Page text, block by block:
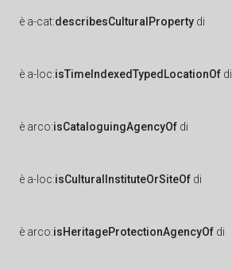
è a-cat:describesCulturalProperty di
è a-loc:isTimeIndexedTypedLocationOf di
è arco:isCataloguingAgencyOf di
è a-loc:isCulturalInstituteOrSiteOf di
è arco:isHeritageProtectionAgencyOf di